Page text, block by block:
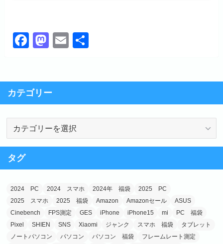
F
e
b
o
o
k
M
o
d
o
n
E
カテゴリー
ゴ
リ
タグ
2024 PC 2024 スマホ 2024年 福袋
2025 PC
2025 スマホ
2025 福袋 Amazon Amazonセール
ASUS
Cinebench
FPS測定 GES iPhone iPhone15 mi
PC 福袋
Pixel
SHIEN SNS Xiaomi ジャンク スマホ 福袋
タブレット
ノートパソコン
パソコン パソコン 福袋
フレームレート測定